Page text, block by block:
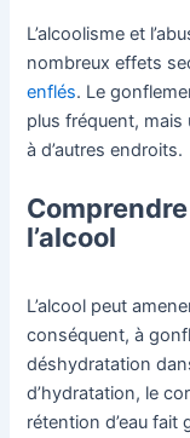
L’alcoolisme et
nombreux effets
enflés. Le
plus fréquent,
à d’autres endroits.
l’alcool
L’alcool peut
conséquent, à
déshydratation
d’hydratation, le
rétention d’eau fait